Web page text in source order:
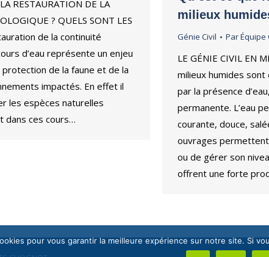
RESTAURATION DE LA
? QUELS SONT LES
de la continuité
d’eau représente un enjeu
de la faune et de la
impactés. En effet il
les espèces naturelles
dans ces cours…
milieux
Génie Civil ParÉquipe
LE GÉNIE CIVIL EN
milieux humides
par la présence
permanente. L’eau
courante, douce,
ouvrages
ou de gérer son
offrent une forte
pour vous garantir la meilleure expérience sur notre site. Si